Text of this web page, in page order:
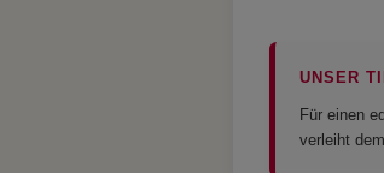
UNSER
Für einen
verleiht